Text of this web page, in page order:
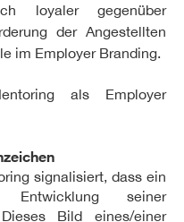
loyaler gegenüber
der Angestellten
im Employer Branding.
als Employer
signalisiert, dass ein
seiner
Bild eines/einer